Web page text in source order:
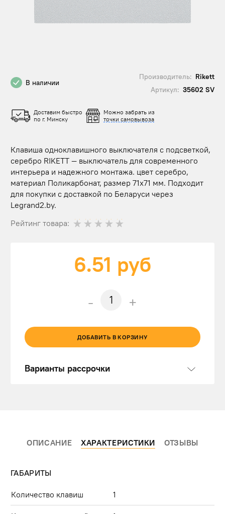
В наличии
Производитель: Rikett
Артикул: 35602 SV
Доставим быстро
по г. Минску
Можно забрать из
точки самовывоза
Клавиша одноклавишного выключателя с подсветкой,
серебро RIKETT — выключатель для современного
интерьера и надежного монтажа. цвет серебро,
материал Поликарбонат, размер 71х71 мм. Подходит
для покупки с доставкой по Беларуси через
Legrand2.by.
Рейтинг товара:
6.51 руб
- +
ДОБАВИТЬ В КОРЗИНУ
Варианты рассрочки
ОПИСАНИЕ ХАРАКТЕРИСТИКИ ОТЗЫВЫ
ГАБАРИТЫ
Количество клавиш 1